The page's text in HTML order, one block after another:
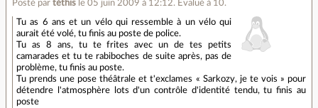
Posté par téthis le 05 juin 2009 à 12:12. Évalué à 10.
Tu as 6 ans et un vélo qui ressemble à un vélo qui
aurait été volé, tu finis au poste de police.
Tu as 8 ans, tu te frites avec un de tes petits
camarades et tu te rabiboches de suite après, pas de
problème, tu finis au poste.
Tu prends une pose théâtrale et t'exclames « Sarkozy, je te vois » pour
détendre l'atmosphère lots d'un contrôle d'identité tendu, tu finis au
poste